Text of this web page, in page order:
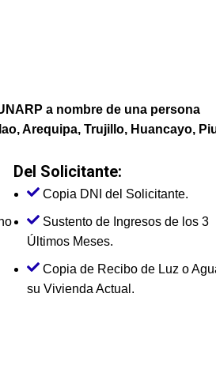
a nombre de una persona
Arequipa, Trujillo, Huancayo,
Del Solicitante:
Copia DNI del Solicitante.
Sustento de Ingresos de los 3
Últimos Meses.
Copia de Recibo de Luz o
su Vivienda Actual.